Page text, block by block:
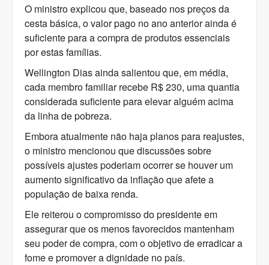
O ministro explicou que, baseado nos preços da
cesta básica, o valor pago no ano anterior ainda é
suficiente para a compra de produtos essenciais
por estas famílias.
Wellington Dias ainda salientou que, em média,
cada membro familiar recebe R$ 230, uma quantia
considerada suficiente para elevar alguém acima
da linha de pobreza.
Embora atualmente não haja planos para reajustes,
o ministro mencionou que discussões sobre
possíveis ajustes poderiam ocorrer se houver um
aumento significativo da inflação que afete a
população de baixa renda.
Ele reiterou o compromisso do presidente em
assegurar que os menos favorecidos mantenham
seu poder de compra, com o objetivo de erradicar a
fome e promover a dignidade no país.